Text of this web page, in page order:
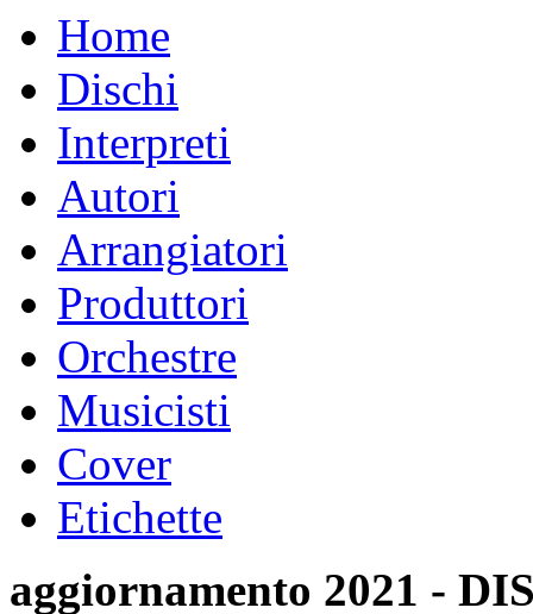
Home
Dischi
Interpreti
Autori
Arrangiatori
Produttori
Orchestre
Musicisti
Cover
Etichette
aggiornamento 2021 -